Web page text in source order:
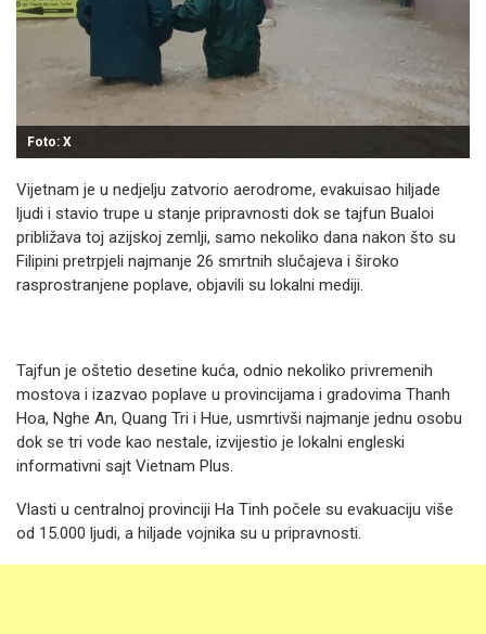
Foto: X
Vijetnam je u nedjelju zatvorio aerodrome, evakuisao hiljade
ljudi i stavio trupe u stanje pripravnosti dok se tajfun Bualoi
približava toj azijskoj zemlji, samo nekoliko dana nakon što su
Filipini pretrpjeli najmanje 26 smrtnih slučajeva i široko
rasprostranjene poplave, objavili su lokalni mediji.
Tajfun je oštetio desetine kuća, odnio nekoliko privremenih
mostova i izazvao poplave u provincijama i gradovima Thanh
Hoa, Nghe An, Quang Tri i Hue, usmrtivši najmanje jednu osobu
dok se tri vode kao nestale, izvijestio je lokalni engleski
informativni sajt Vietnam Plus.
Vlasti u centralnoj provinciji Ha Tinh počele su evakuaciju više
od 15.000 ljudi, a hiljade vojnika su u pripravnosti.